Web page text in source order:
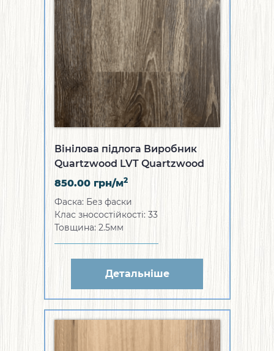
Вінілова підлога Виробник
Quartzwood LVT Quartzwood
European Oak
850.00 грн/м2
Фаска: Без фаски
Клас зносостійкості: 33
Товщина: 2.5мм
Детальніше